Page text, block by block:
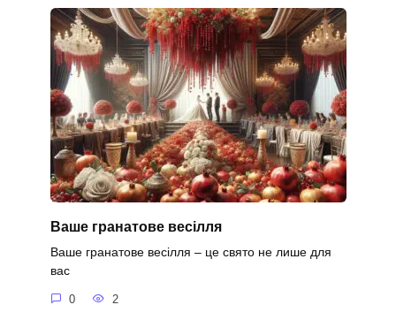
Ваше гранатове весілля
Ваше гранатове весілля – це свято не лише для
вас
0 2